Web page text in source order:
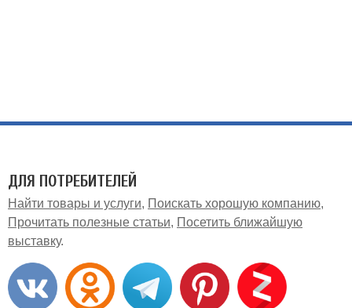
ДЛЯ ПОТРЕБИТЕЛЕЙ
Найти товары и услуги
Поискать хорошую компанию
Прочитать полезные статьи
Посетить ближайшую
выставку